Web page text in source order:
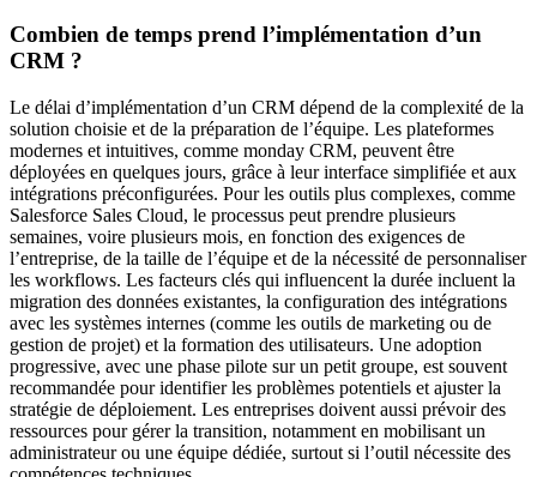
Combien de temps prend l’implémentation d’un
CRM ?
Le délai d’implémentation d’un CRM dépend de la complexité de la
solution choisie et de la préparation de l’équipe. Les plateformes
modernes et intuitives, comme monday CRM, peuvent être
déployées en quelques jours, grâce à leur interface simplifiée et aux
intégrations préconfigurées. Pour les outils plus complexes, comme
Salesforce Sales Cloud, le processus peut prendre plusieurs
semaines, voire plusieurs mois, en fonction des exigences de
l’entreprise, de la taille de l’équipe et de la nécessité de personnaliser
les workflows. Les facteurs clés qui influencent la durée incluent la
migration des données existantes, la configuration des intégrations
avec les systèmes internes (comme les outils de marketing ou de
gestion de projet) et la formation des utilisateurs. Une adoption
progressive, avec une phase pilote sur un petit groupe, est souvent
recommandée pour identifier les problèmes potentiels et ajuster la
stratégie de déploiement. Les entreprises doivent aussi prévoir des
ressources pour gérer la transition, notamment en mobilisant un
administrateur ou une équipe dédiée, surtout si l’outil nécessite des